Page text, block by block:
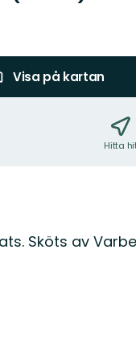
Visa på kartan
Hitta
Sköts av